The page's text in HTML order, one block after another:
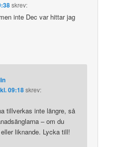
skrev:
inte Dec var hittar jag
09:18skrev:
tillverkas inte längre, så
– om du
liknande. Lycka till!